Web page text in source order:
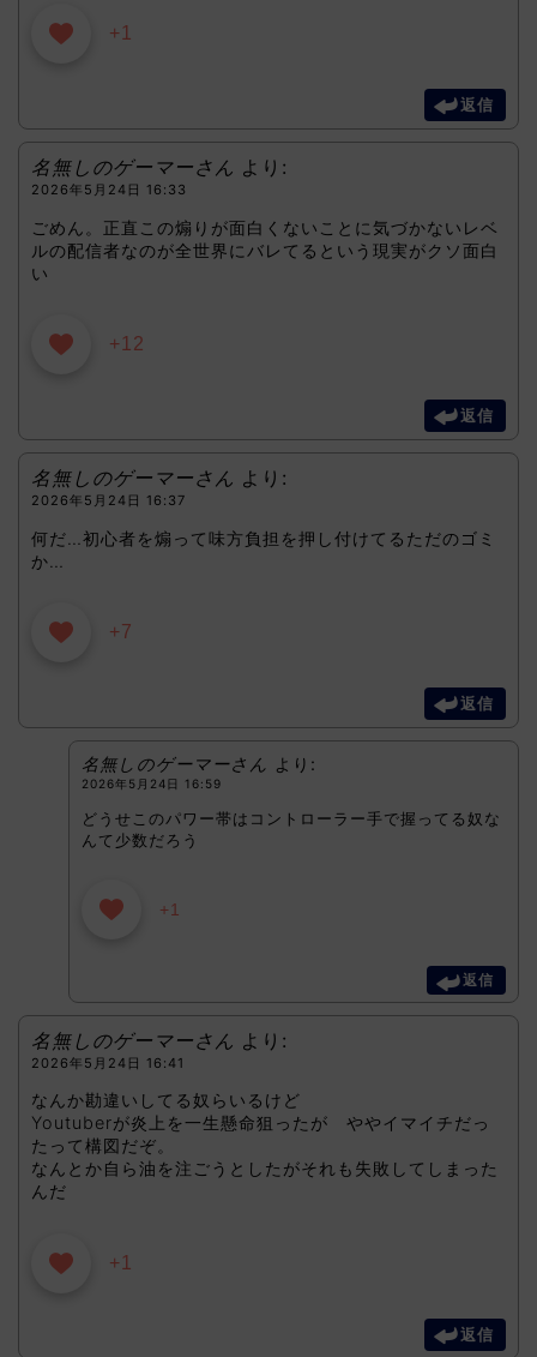
+1
返信
名無しのゲーマーさん より:
2026年5月24日 16:33
ごめん。正直この煽りが面白くないことに気づかないレベ
ルの配信者なのが全世界にバレてるという現実がクソ面白
い
+12
返信
名無しのゲーマーさん より:
2026年5月24日 16:37
何だ…初心者を煽って味方負担を押し付けてるただのゴミ
か…
+7
返信
名無しのゲーマーさん より:
2026年5月24日 16:59
どうせこのパワー帯はコントローラー手で握ってる奴な
んて少数だろう
+1
返信
名無しのゲーマーさん より:
2026年5月24日 16:41
なんか勘違いしてる奴らいるけど
Youtuberが炎上を一生懸命狙ったが ややイマイチだっ
たって構図だぞ。
なんとか自ら油を注ごうとしたがそれも失敗してしまった
んだ
+1
返信